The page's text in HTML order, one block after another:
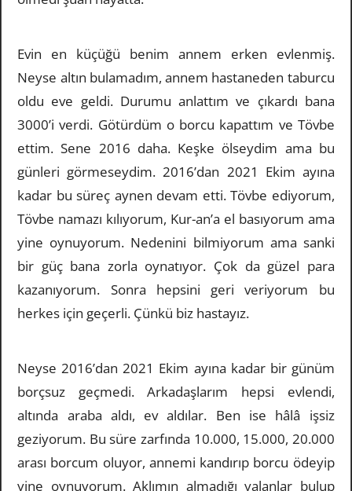
Evin en küçüğü benim annem erken evlenmiş.
Neyse altın bulamadım, annem hastaneden taburcu
oldu eve geldi. Durumu anlattım ve çıkardı bana
3000’i verdi. Götürdüm o borcu kapattım ve Tövbe
ettim. Sene 2016 daha. Keşke ölseydim ama bu
günleri görmeseydim. 2016’dan 2021 Ekim ayına
kadar bu süreç aynen devam etti. Tövbe ediyorum,
Tövbe namazı kılıyorum, Kur-an’a el basıyorum ama
yine oynuyorum. Nedenini bilmiyorum ama sanki
bir güç bana zorla oynatıyor. Çok da güzel para
kazanıyorum. Sonra hepsini geri veriyorum bu
herkes için geçerli. Çünkü biz hastayız.
Neyse 2016’dan 2021 Ekim ayına kadar bir günüm
borçsuz geçmedi. Arkadaşlarım hepsi evlendi,
altında araba aldı, ev aldılar. Ben ise hâlâ işsiz
geziyorum. Bu süre zarfında 10.000, 15.000, 20.000
arası borcum oluyor, annemi kandırıp borcu ödeyip
yine oynuyorum. Aklımın almadığı yalanlar bulup